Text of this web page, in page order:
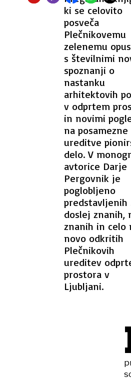
ki se celovito
posveča
Plečnikovemu
zelenemu
s številnimi
spoznanji o
nastanku
arhitektovih
v odprtem
in novimi
na posamezne
ureditve
delo. V
avtorice Darje
Pergovnik je
poglobljeno
predstavljenih
doslej znanih,
znanih in celo
novo odkritih
Plečnikovih
ureditev
prostora v
Ljubljani.